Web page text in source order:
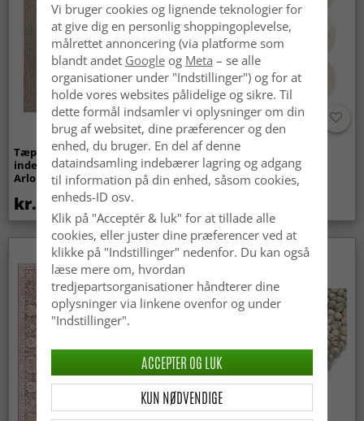
Tæpper til
indendørs/udendørs brug -
Arlo (beige)
kr.439
Bølget ryatæppe - Aranga
Super Soft Fur (beige)
Nyhed
Vi bruger cookies og lignende teknologier for
at give dig en personlig shoppingoplevelse,
målrettet annoncering (via platforme som
blandt andet Googleog Meta – se alle
organisationer under "Indstillinger") og for at
holde vores websites pålidelige og sikre. Til
dette formål indsamler vi oplysninger om din
brug af websitet, dine præferencer og den
enhed, du bruger. En del af denne
dataindsamling indebærer lagring og adgang
til information på din enhed, såsom cookies,
enheds-ID osv.
Klik på "Acceptér & luk" for at tillade alle
cookies, eller juster dine præferencer ved at
klikke på "Indstillinger" nedenfor. Du kan også
læse mere om, hvordan
tredjepartsorganisationer håndterer dine
oplysninger via linkene ovenfor og under
"Indstillinger".
KUN NØDVENDIGE
ACCEPTER OG LUK